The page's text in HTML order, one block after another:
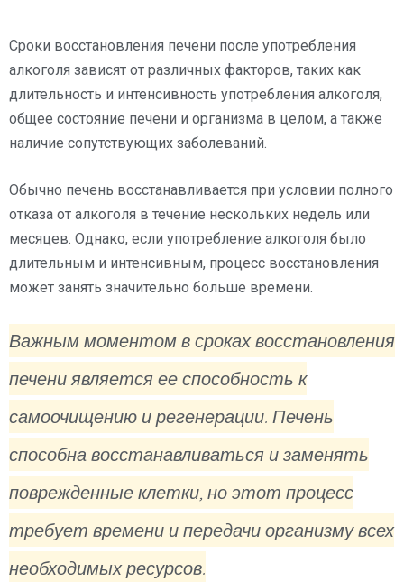
Сроки восстановления печени после употребления
алкоголя зависят от различных факторов, таких как
длительность и интенсивность употребления алкоголя,
общее состояние печени и организма в целом, а также
наличие сопутствующих заболеваний.
Обычно печень восстанавливается при условии полного
отказа от алкоголя в течение нескольких недель или
месяцев. Однако, если употребление алкоголя было
длительным и интенсивным, процесс восстановления
может занять значительно больше времени.
Важным моментом в сроках восстановления
печени является ее способность к
самоочищению и регенерации. Печень
способна восстанавливаться и заменять
поврежденные клетки, но этот процесс
требует времени и передачи организму всех
необходимых ресурсов.